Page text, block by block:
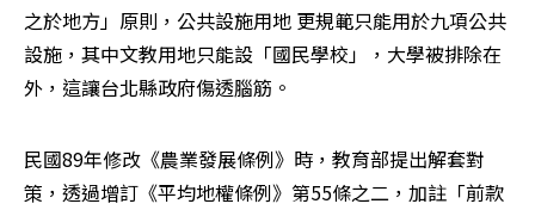
之於地方」原則，公共設施用地 更規範只能用於九項公共
設施，其中文教用地只能設「國民學校」，大學被排除在
外，這讓台北縣政府傷透腦筋。
民國89年修改《農業發展條例》時，教育部提出解套對
策，透過增訂《平均地權條例》第55條之二，加註「前款